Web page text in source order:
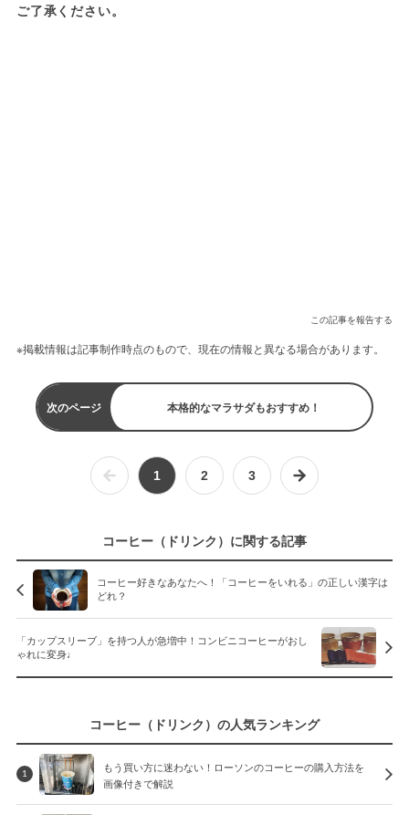
ご了承ください。
この記事を報告する
※掲載情報は記事制作時点のもので、現在の情報と異なる場合があります。
次のページ 本格的なマラサダもおすすめ！
1 2 3
コーヒー（ドリンク）に関する記事
コーヒー好きなあなたへ！「コーヒーをいれる」の正しい漢字は
どれ？
「カップスリーブ」を持つ人が急増中！コンビニコーヒーがおし
ゃれに変身♩
コーヒー（ドリンク）の人気ランキング
1
もう買い方に迷わない！ローソンのコーヒーの購入方法を
画像付きで解説